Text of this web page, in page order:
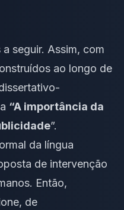
a seguir. Assim, com
ao longo de
“A importância da
”.
da língua
de intervenção
. Então,
de